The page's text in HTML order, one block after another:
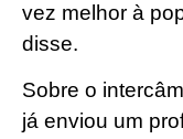
vez melhor à
disse.
Sobre o
já enviou um